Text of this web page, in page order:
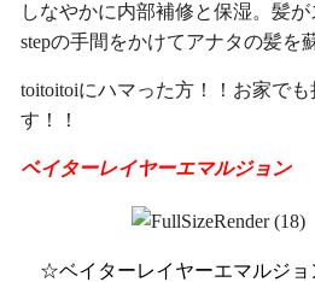
しなやかに内部補修と保湿。髪
stepの手間をかけてアナタの髪を
toitoitoiにハマった方！！お家で
す！！
ベイターレイヤーエマルジョン
☆ベイターレイヤーエマルジョ